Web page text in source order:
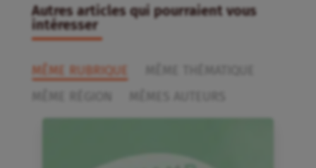
Autres articles qui pourraient vous
intéresser
MÊME RUBRIQUE